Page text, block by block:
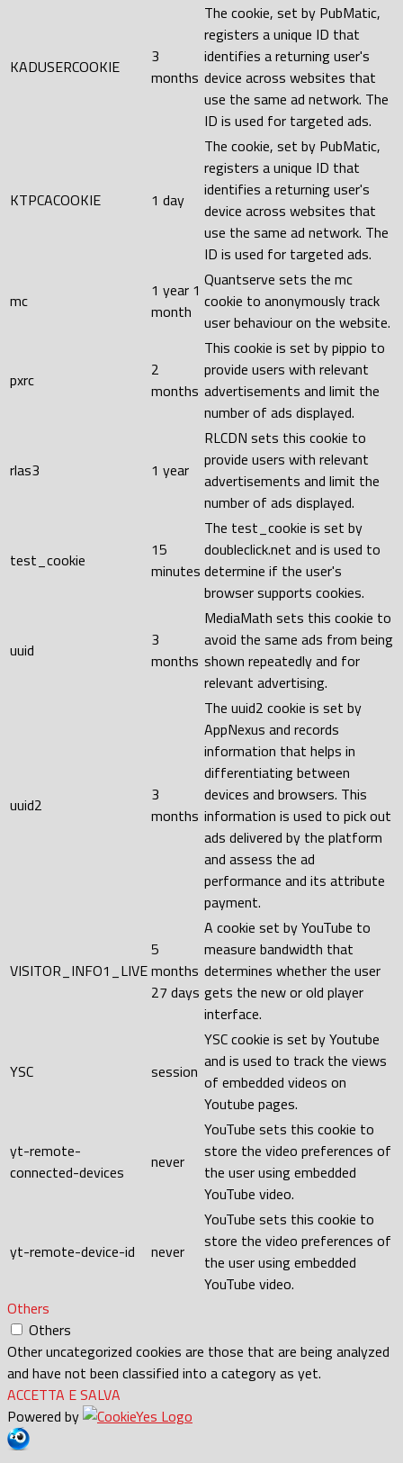
KADUSERCOOKIE
3
months
The cookie, set by PubMatic,
registers a unique ID that
identifies a returning user's
device across websites that
use the same ad network. The
ID is used for targeted ads.
KTPCACOOKIE 1 day
The cookie, set by PubMatic,
registers a unique ID that
identifies a returning user's
device across websites that
use the same ad network. The
ID is used for targeted ads.
mc
1 year 1
month
Quantserve sets the mc
cookie to anonymously track
user behaviour on the website.
pxrc
2
months
This cookie is set by pippio to
provide users with relevant
advertisements and limit the
number of ads displayed.
rlas3 1 year
RLCDN sets this cookie to
provide users with relevant
advertisements and limit the
number of ads displayed.
test_cookie
15
minutes
The test_cookie is set by
doubleclick.net and is used to
determine if the user's
browser supports cookies.
uuid
3
months
MediaMath sets this cookie to
avoid the same ads from being
shown repeatedly and for
relevant advertising.
uuid2
3
months
The uuid2 cookie is set by
AppNexus and records
information that helps in
differentiating between
devices and browsers. This
information is used to pick out
ads delivered by the platform
and assess the ad
performance and its attribute
payment.
VISITOR_INFO1_LIVE
5
months
27 days
A cookie set by YouTube to
measure bandwidth that
determines whether the user
gets the new or old player
interface.
YSC session
YSC cookie is set by Youtube
and is used to track the views
of embedded videos on
Youtube pages.
yt-remote-
connected-devices
never
YouTube sets this cookie to
store the video preferences of
the user using embedded
YouTube video.
yt-remote-device-id never
YouTube sets this cookie to
store the video preferences of
the user using embedded
YouTube video.
Others
Others
Other uncategorized cookies are those that are being analyzed
and have not been classified into a category as yet.
ACCETTA E SALVA
Powered by